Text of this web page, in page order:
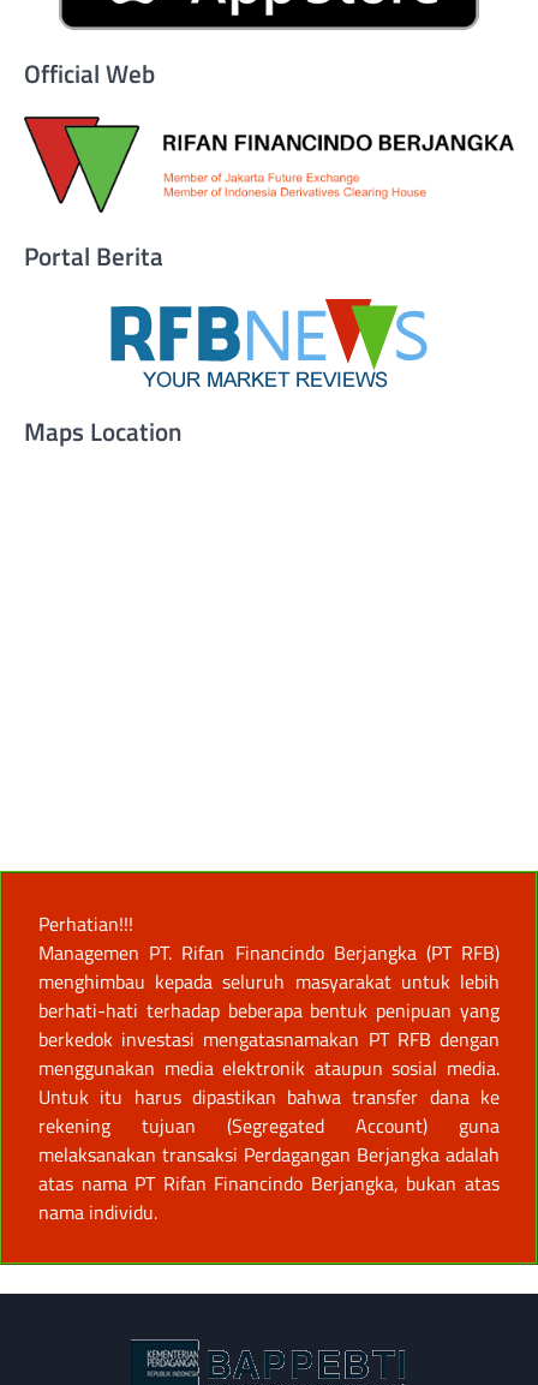
Official Web
Portal Berita
Maps Location
Perhatian!!!
Managemen PT. Rifan Financindo Berjangka (PT RFB)
menghimbau kepada seluruh masyarakat untuk lebih
berhati-hati terhadap beberapa bentuk penipuan yang
berkedok investasi mengatasnamakan PT RFB dengan
menggunakan media elektronik ataupun sosial media.
Untuk itu harus dipastikan bahwa transfer dana ke
rekening tujuan (Segregated Account) guna
melaksanakan transaksi Perdagangan Berjangka adalah
atas nama PT Rifan Financindo Berjangka, bukan atas
nama individu.